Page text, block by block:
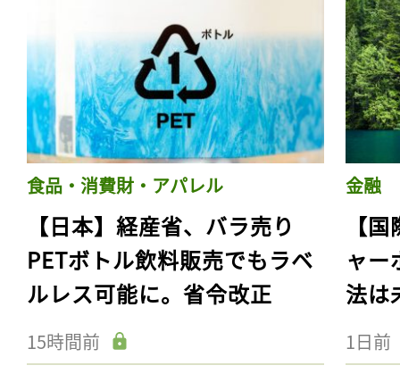
食品・消費財・アパレル
【日本】経産省、バラ売り
PETボトル飲料販売でもラベ
ルレス可能に。省令改正
15時間前
金融
【
ャー
法は
1日前